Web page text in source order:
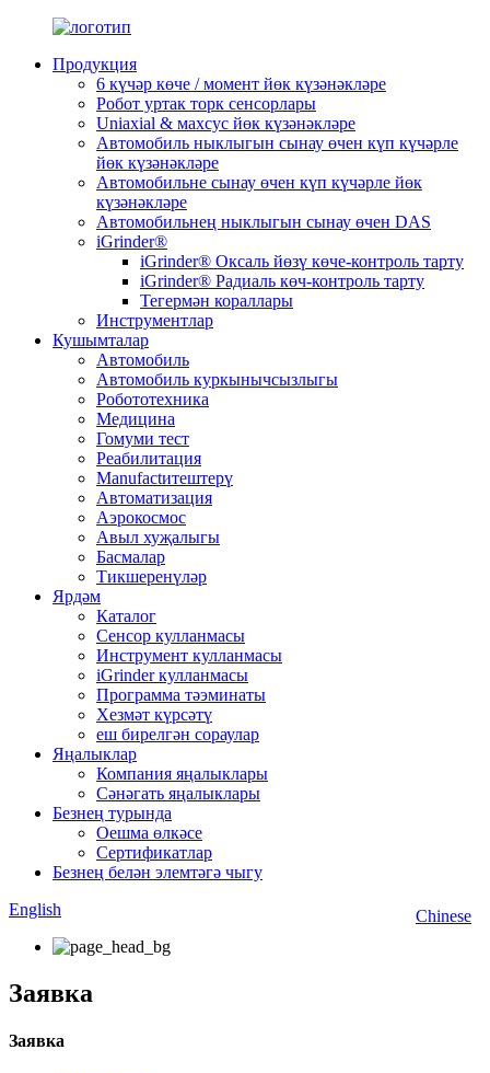
Продукция
6 күчәр көче / момент йөк күзәнәкләре
Робот уртак торк сенсорлары
Uniaxial & махсус йөк күзәнәкләре
Автомобиль ныклыгын сынау өчен күп күчәрле
йөк күзәнәкләре
Автомобильне сынау өчен күп күчәрле йөк
күзәнәкләре
Автомобильнең ныклыгын сынау өчен DAS
iGrinder®
iGrinder® Оксаль йөзү көче-контроль тарту
iGrinder® Радиаль көч-контроль тарту
Тегермән кораллары
Инструментлар
Кушымталар
Автомобиль
Автомобиль куркынычсызлыгы
Робототехника
Медицина
Гомуми тест
Реабилитация
Manufactитештерү
Автоматизация
Аэрокосмос
Авыл хуҗалыгы
Басмалар
Тикшеренүләр
Ярдәм
Каталог
Сенсор кулланмасы
Инструмент кулланмасы
iGrinder кулланмасы
Программа тәэминаты
Хезмәт күрсәтү
еш бирелгән сораулар
Яңалыклар
Компания яңалыклары
Сәнәгать яңалыклары
Безнең турында
Оешма өлкәсе
Сертификатлар
Безнең белән элемтәгә чыгу
Chinese
English
Заявка
Заявка